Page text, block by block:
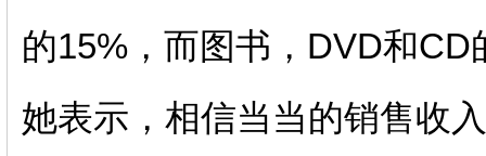
的15%，而图书，DVD和
她表示，相信当当的销售收